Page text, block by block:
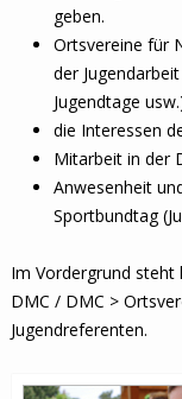
geben.
Ortsvereine für
der
Jugendtage
die Interessen
Mitarbeit in der
Anwesenheit
Sportbundtag
Im Vordergrund steht
DMC / DMC >
Jugendreferenten.